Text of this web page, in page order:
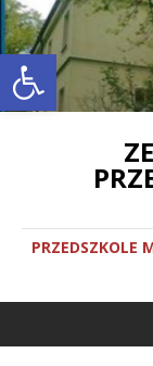
Otwórz pasek narzędzi
PRZEDSZKOLE